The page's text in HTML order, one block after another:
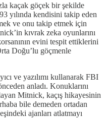
kaçak göçek bir şekilde
yılında kendisini takip eden
ve onu takip etmek için
kıvrak zeka oyunlarını
evini tespit ettiklerini
Doğu’lu göçmenle
ve yazılımı kullanarak FBI
anladı. Konuklarını
Mitnick, kaçış hikayesinin
bile demeden ortadan
ajanları atlatmayı